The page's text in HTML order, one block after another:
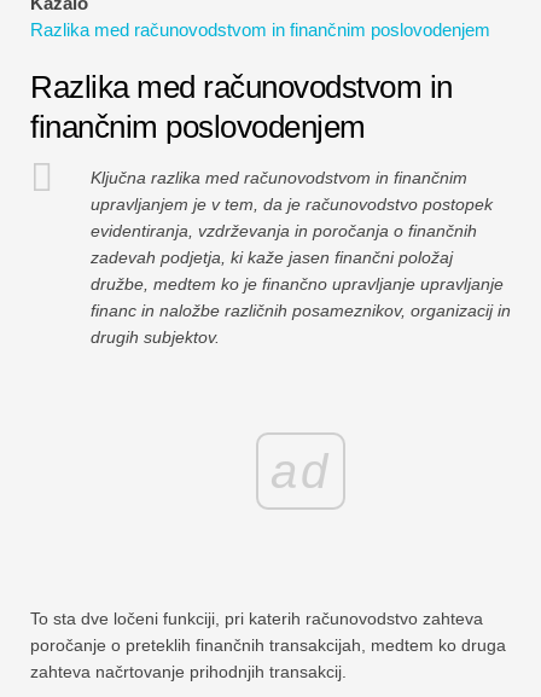
Polna oblika
Vadnice za obvladovanje tveganj
Razlika med računovodstvom in finančnim poslovodenjem
Razlika med računovodstvom in
finančnim poslovodenjem
Ključna razlika med računovodstvom in finančnim
upravljanjem je v tem, da je računovodstvo postopek
evidentiranja, vzdrževanja in poročanja o finančnih
zadevah podjetja, ki kaže jasen finančni položaj
družbe, medtem ko je finančno upravljanje upravljanje
financ in naložbe različnih posameznikov, organizacij in
drugih subjektov.
ad
To sta dve ločeni funkciji, pri katerih računovodstvo zahteva
poročanje o preteklih finančnih transakcijah, medtem ko druga
zahteva načrtovanje prihodnjih transakcij.